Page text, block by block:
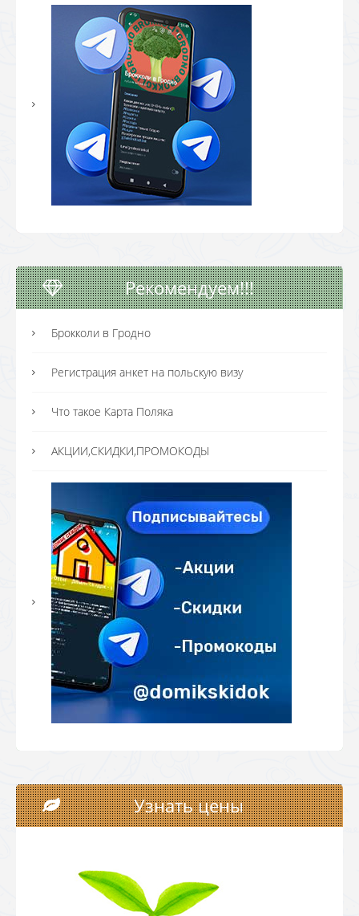
Рекомендуем!!!
Брокколи в Гродно
Регистрация анкет на польскую визу
Что такое Карта Поляка
АКЦИИ,СКИДКИ,ПРОМОКОДЫ
Узнать цены